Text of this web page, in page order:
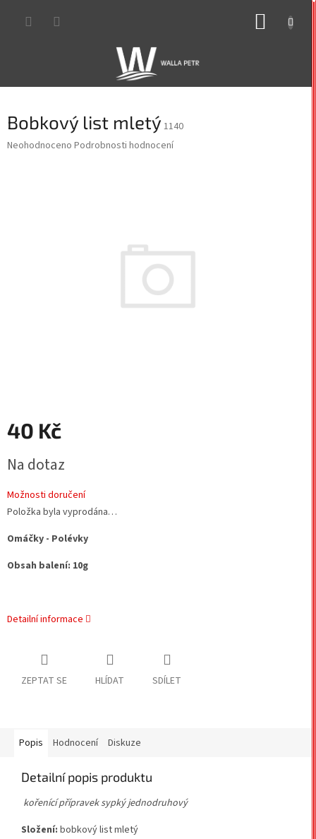
Bobkový list mletý 1140
Průměrné
Neohodnoceno Podrobnosti hodnocení
40 Kč
cena:
Na dotaz
Možnosti doručení
Položka byla vyprodána…
Omáčky - Polévky
Obsah balení: 10g
Detailní informace
ZEPTAT SE HLÍDAT SDÍLET
Popis Hodnocení Diskuze
Detailní popis produktu
kořenící přípravek sypký jednodruhový
Složení: bobkový list mletý